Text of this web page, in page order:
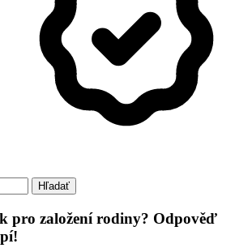
Hľadať
pro založení rodiny? Odpověď